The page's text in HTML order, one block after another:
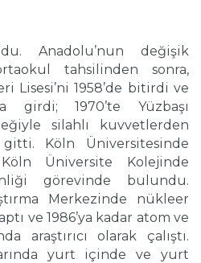
Anadolu’nun değişik
tahsilinden sonra,
Lisesi’ni 1958’de bitirdi ve
girdi; 1970’te Yüzbaşı
silahlı kuvvetlerden
gitti. Köln Üniversitesinde
Üniversite Kolejinde
görevinde bulundu.
Merkezinde nükleer
ve 1986’ya kadar atom ve
araştırıcı olarak çalıştı.
yurt içinde ve yurt